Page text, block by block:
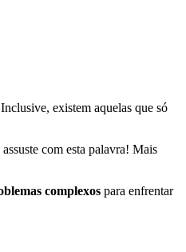
existem aquelas que só
com esta palavra! Mais
complexos para enfrentar